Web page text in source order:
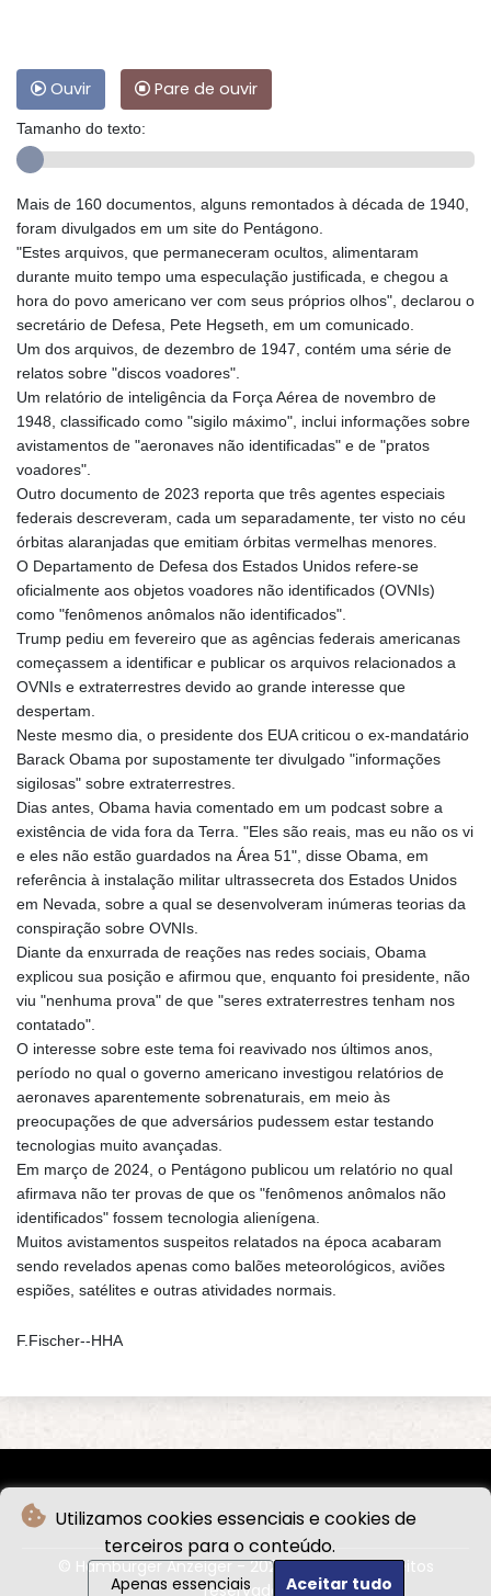
Utilizamos cookies essenciais e cookies de
terceiros para o conteúdo.
Apenas essenciais Aceitar tudo
Ouvir Pare de ouvir
Tamanho do texto:
Mais de 160 documentos, alguns remontados à década de 1940,
foram divulgados em um site do Pentágono.
"Estes arquivos, que permaneceram ocultos, alimentaram
durante muito tempo uma especulação justificada, e chegou a
hora do povo americano ver com seus próprios olhos", declarou o
secretário de Defesa, Pete Hegseth, em um comunicado.
Um dos arquivos, de dezembro de 1947, contém uma série de
relatos sobre "discos voadores".
Um relatório de inteligência da Força Aérea de novembro de
1948, classificado como "sigilo máximo", inclui informações sobre
avistamentos de "aeronaves não identificadas" e de "pratos
voadores".
Outro documento de 2023 reporta que três agentes especiais
federais descreveram, cada um separadamente, ter visto no céu
órbitas alaranjadas que emitiam órbitas vermelhas menores.
O Departamento de Defesa dos Estados Unidos refere-se
oficialmente aos objetos voadores não identificados (OVNIs)
como "fenômenos anômalos não identificados".
Trump pediu em fevereiro que as agências federais americanas
começassem a identificar e publicar os arquivos relacionados a
OVNIs e extraterrestres devido ao grande interesse que
despertam.
Neste mesmo dia, o presidente dos EUA criticou o ex-mandatário
Barack Obama por supostamente ter divulgado "informações
sigilosas" sobre extraterrestres.
Dias antes, Obama havia comentado em um podcast sobre a
existência de vida fora da Terra. "Eles são reais, mas eu não os vi
e eles não estão guardados na Área 51", disse Obama, em
referência à instalação militar ultrassecreta dos Estados Unidos
em Nevada, sobre a qual se desenvolveram inúmeras teorias da
conspiração sobre OVNIs.
Diante da enxurrada de reações nas redes sociais, Obama
explicou sua posição e afirmou que, enquanto foi presidente, não
viu "nenhuma prova" de que "seres extraterrestres tenham nos
contatado".
O interesse sobre este tema foi reavivado nos últimos anos,
período no qual o governo americano investigou relatórios de
aeronaves aparentemente sobrenaturais, em meio às
preocupações de que adversários pudessem estar testando
tecnologias muito avançadas.
Em março de 2024, o Pentágono publicou um relatório no qual
afirmava não ter provas de que os "fenômenos anômalos não
identificados" fossem tecnologia alienígena.
Muitos avistamentos suspeitos relatados na época acabaram
sendo revelados apenas como balões meteorológicos, aviões
espiões, satélites e outras atividades normais.
F.Fischer--HHA
© Hamburger Anzeiger - 2026 - Todos os direitos
reservados